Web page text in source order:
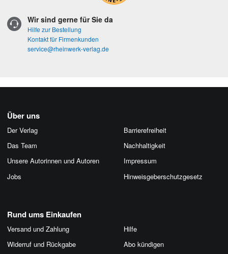
Wir sind gerne für Sie da
Hilfe zur Bestellung
Kontakt für Firmenkunden
service@rheinwerk-verlag.de
Über uns
Der Verlag
Das Team
Unsere Autorinnen und Autoren
Jobs
Barrierefreiheit
Nachhaltigkeit
Impressum
Hinweis­geber­schutz­gesetz
Rund ums Einkaufen
Versand und Zahlung
Widerruf und Rückgabe
Hilfe
Abo kündigen